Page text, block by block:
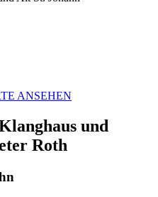
ANSEHEN
und
Roth